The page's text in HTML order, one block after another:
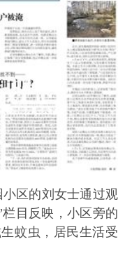
区的刘女士通过观
目反映，小区旁的
蚊虫，居民生活受